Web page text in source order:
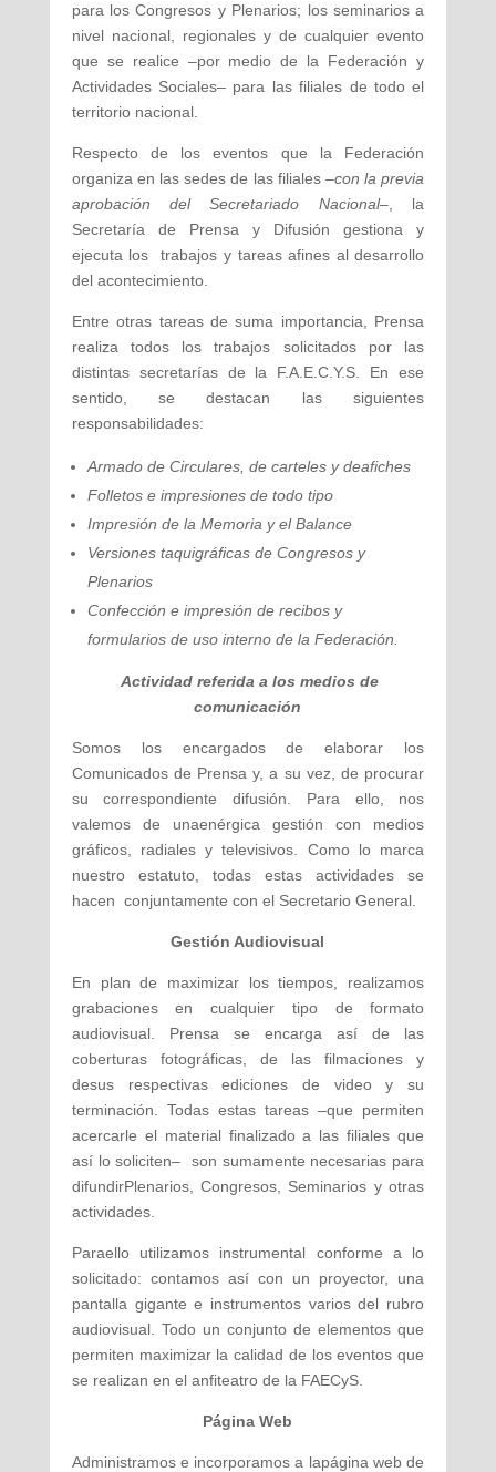
para los Congresos y Plenarios; los seminarios a
nivel nacional, regionales y de cualquier evento
que se realice –por medio de la Federación y
Actividades Sociales– para las filiales de todo el
territorio nacional.
Respecto de los eventos que la Federación
organiza en las sedes de las filiales –con la previa
aprobación del Secretariado Nacional–, la
Secretaría de Prensa y Difusión gestiona y
ejecuta los trabajos y tareas afines al desarrollo
del acontecimiento.
Entre otras tareas de suma importancia, Prensa
realiza todos los trabajos solicitados por las
distintas secretarías de la F.A.E.C.Y.S. En ese
sentido, se destacan las siguientes
responsabilidades:
Armado de Circulares, de carteles y deafiches
Folletos e impresiones de todo tipo
Impresión de la Memoria y el Balance
Versiones taquigráficas de Congresos y
Plenarios
Confección e impresión de recibos y
formularios de uso interno de la Federación.
Actividad referida a los medios de
comunicación
Somos los encargados de elaborar los
Comunicados de Prensa y, a su vez, de procurar
su correspondiente difusión. Para ello, nos
valemos de unaenérgica gestión con medios
gráficos, radiales y televisivos. Como lo marca
nuestro estatuto, todas estas actividades se
hacen conjuntamente con el Secretario General.
Gestión Audiovisual
En plan de maximizar los tiempos, realizamos
grabaciones en cualquier tipo de formato
audiovisual. Prensa se encarga así de las
coberturas fotográficas, de las filmaciones y
desus respectivas ediciones de video y su
terminación. Todas estas tareas –que permiten
acercarle el material finalizado a las filiales que
así lo soliciten– son sumamente necesarias para
difundirPlenarios, Congresos, Seminarios y otras
actividades.
Paraello utilizamos instrumental conforme a lo
solicitado: contamos así con un proyector, una
pantalla gigante e instrumentos varios del rubro
audiovisual. Todo un conjunto de elementos que
permiten maximizar la calidad de los eventos que
se realizan en el anfiteatro de la FAECyS.
Página Web
Administramos e incorporamos a lapágina web de